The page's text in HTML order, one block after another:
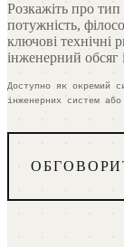
Розкажіть про
потужність,
ключові технічні
інженерний обсяг
Доступно як окремий
інженерних систем